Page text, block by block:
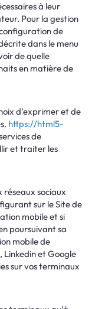
à leur
Pour la gestion
de
dans le menu
de quelle
en matière de
d’exprimer et de
https://html5-
de
et traiter les
réseaux sociaux
sur le Site de
mobile et si
poursuivant sa
mobile de
Linkedin et Google
sur vos terminaux